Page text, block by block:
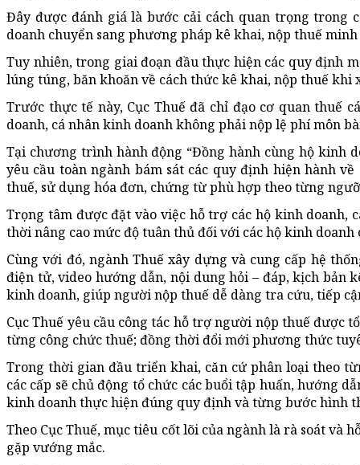
Đây được đánh giá là bước cải cách quan trọng trong
doanh chuyển sang phương pháp kê khai, nộp thuế
Tuy nhiên, trong giai đoạn đầu thực hiện các quy định
lúng túng, băn khoăn về cách thức kê khai, nộp thuế khi
Trước thực tế này, Cục Thuế đã chỉ đạo cơ quan thuế
doanh, cá nhân kinh doanh không phải nộp lệ phí môn
Tại chương trình hành động “Đồng hành cùng hộ kinh
yêu cầu toàn ngành bám sát các quy định hiện hành
thuế, sử dụng hóa đơn, chứng từ phù hợp theo từng
Trọng tâm được đặt vào việc hỗ trợ các hộ kinh
thời nâng cao mức độ tuân thủ đối với các hộ kinh
Cùng với đó, ngành Thuế xây dựng và cung cấp hệ
điện tử, video hướng dẫn, nội dung hỏi – đáp, kịch bản
kinh doanh, giúp người nộp thuế dễ dàng tra cứu, tiếp
Cục Thuế yêu cầu công tác hỗ trợ người nộp thuế được
từng công chức thuế; đồng thời đổi mới phương thức
Trong thời gian đầu triển khai, căn cứ phân loại theo
các cấp sẽ chủ động tổ chức các buổi tập huấn, hướng
kinh doanh thực hiện đúng quy định và từng bước hình
Theo Cục Thuế, mục tiêu cốt lõi của ngành là rà soát
gặp vướng mắc.